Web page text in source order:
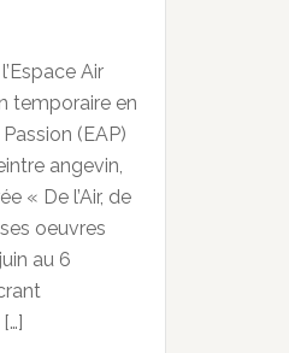
Air
temporaire en
(EAP)
angevin,
« De l’Air, de
oeuvres
au 6